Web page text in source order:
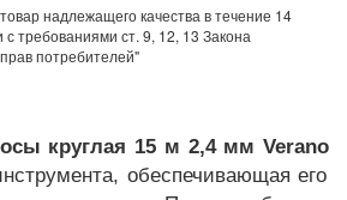
надлежащего качества в течение 14
с требованиями ст. 9, 12, 13 Закона
потребителей"
круглая 15 м 2,4 мм Verano
обеспечивающая его